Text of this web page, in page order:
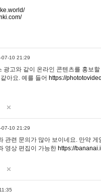
07-10 21:29
광고와 같이 온라인 콘텐츠를 홍보
아요. 예를 들어 https://
07-10 21:29
관련 문의가 많아 보이네요. 만약
영상 편집이 가능한 https://